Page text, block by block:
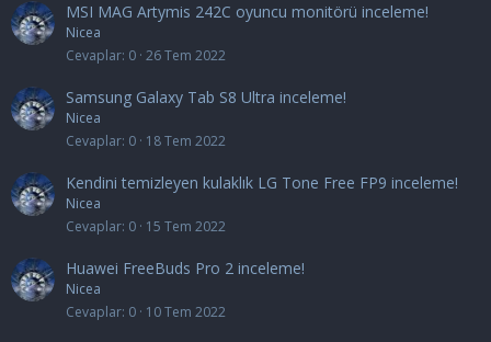
MSI MAG Artymis 242C oyuncu monitörü inceleme!
Nicea
Cevaplar 0 26 Tem 2022
Samsung Galaxy Tab S8 Ultra inceleme!
Nicea
Cevaplar 0 18 Tem 2022
Kendini temizleyen kulaklık LG Tone Free FP9 inceleme!
Nicea
Cevaplar 0 15 Tem 2022
Huawei FreeBuds Pro 2 inceleme!
Nicea
Cevaplar 0 10 Tem 2022